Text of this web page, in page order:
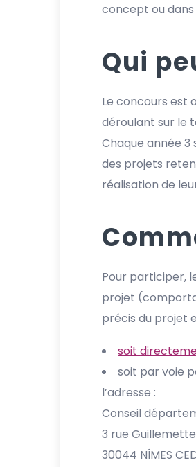
concept ou dans
Qui
Le concours est
déroulant sur le
Chaque année
des projets
réalisation de
Pour participer,
projet
précis du projet
soit
soit par voie
l’adresse :
Conseil
3 rue Guillemette
30044 NÎMES